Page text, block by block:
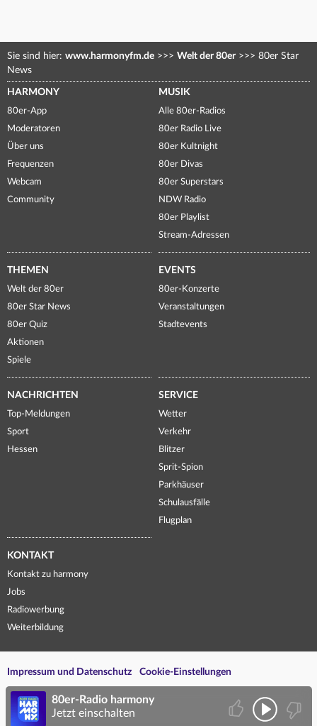
Sie sind hier: www.harmonyfm.de >>> Welt der 80er >>> 80er Star
News
HARMONY
80er-App
Moderatoren
Über uns
Frequenzen
Webcam
Community
MUSIK
Alle 80er-Radios
80er Radio Live
80er Kultnight
80er Divas
80er Superstars
NDW Radio
80er Playlist
Stream-Adressen
THEMEN
Welt der 80er
80er Star News
80er Quiz
Aktionen
Spiele
EVENTS
80er-Konzerte
Veranstaltungen
Stadtevents
NACHRICHTEN
Top-Meldungen
Sport
Hessen
SERVICE
Wetter
Verkehr
Blitzer
Sprit-Spion
Parkhäuser
Schulausfälle
Flugplan
KONTAKT
Kontakt zu harmony
Jobs
Radiowerbung
Weiterbildung
Impressum und Datenschutz Cookie-Einstellungen
80er-Radio harmony
Jetzt einschalten